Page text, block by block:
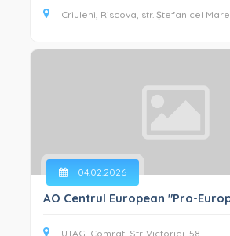
Criuleni, Riscova, str. Ștefan cel
04.02.2026
AO Centrul European "Pro-
UTAG, Comrat, Str. Victoriei, 58